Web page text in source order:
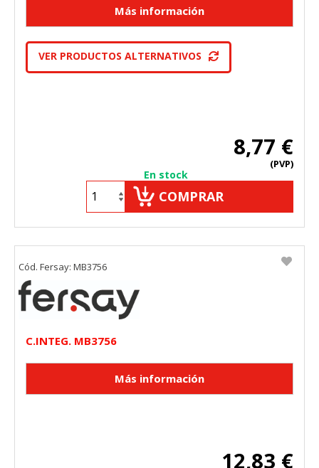
VER PRODUCTOS ALTERNATIVOS
8,77 €
(PVP)
En stock
COMPRAR
C.INTEG. MB3756
12,83 €
Cód. Fersay: MB3756